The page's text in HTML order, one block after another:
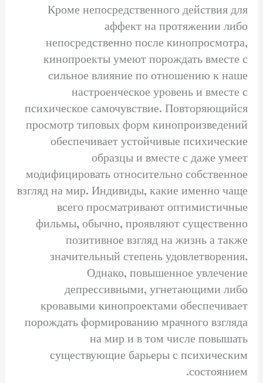
Кроме непосредственного действия для
аффект на протяжении либо
непосредственно после кинопросмотра,
кинопроекты умеют порождать вместе с
сильное влияние по отношению к наше
настроенческое уровень и вместе с
психическое самочувствие. Повторяющийся
просмотр типовых форм кинопроизведений
обеспечивает устойчивые психические
образцы и вместе с даже умеет
модифицировать относительно собственное
взгляд на мир. Индивиды, какие именно чаще
всего просматривают оптимистичные
фильмы, обычно, проявляют существенно
позитивное взгляд на жизнь а также
значительный степень удовлетворения.
Однако, повышенное увлечение
депрессивными, угнетающими либо
кровавыми кинопроектами обеспечивает
порождать формированию мрачного взгляда
на мир и в том числе повышать
существующие барьеры с психическим
состоянием.